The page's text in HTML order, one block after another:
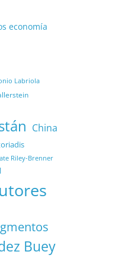
economía
Labriola
China
Riley-Brenner
Buey